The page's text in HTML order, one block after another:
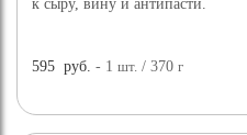
к сыру, вину и антипасти.
595 руб. - 1шт. / 370г